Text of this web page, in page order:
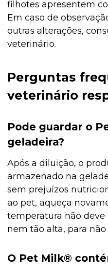
filhotes apresentem
Em caso de
outras alterações,
veterinário.
Perguntas
veterinário
Pode guardar o
geladeira?
Após a diluição, o
armazenado na
sem prejuízos
ao pet, aqueça
temperatura não deve
nem tão alta, para
O Pet Milk®